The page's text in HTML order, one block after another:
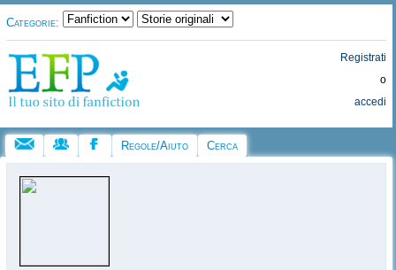
Categorie:
Registrati
o
accedi
Regole/Aiuto Cerca